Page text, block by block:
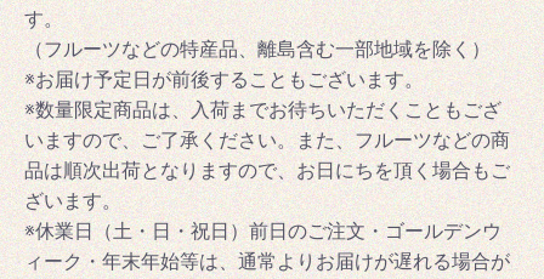
す。
（フルーツなどの特産品、離島含む一部地域を除く）
※お届け予定日が前後することもございます。
※数量限定商品は、入荷までお待ちいただくこともござ
いますので、ご了承ください。また、フルーツなどの商
品は順次出荷となりますので、お日にちを頂く場合もご
ざいます。
※休業日（土・日・祝日）前日のご注文・ゴールデンウ
ィーク・年末年始等は、通常よりお届けが遅れる場合が